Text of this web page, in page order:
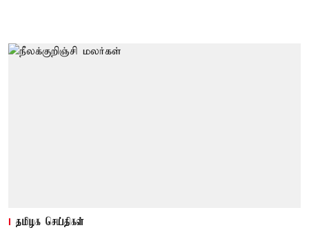
தமிழக செய்திகள்